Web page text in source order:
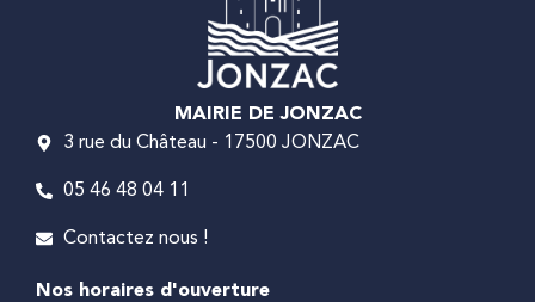
MAIRIE DE JONZAC
3 rue du Château - 17500 JONZAC
05 46 48 04 11
Contactez nous !
Nos horaires d'ouverture